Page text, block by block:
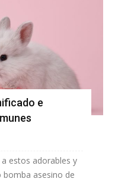
e
estos adorables y
asesino de